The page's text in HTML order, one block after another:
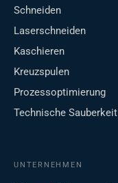
Schneiden
Laserschneiden
Kaschieren
Kreuzspulen
Prozessoptimierung
Technische Sauberkeit
UNTERNEHMEN